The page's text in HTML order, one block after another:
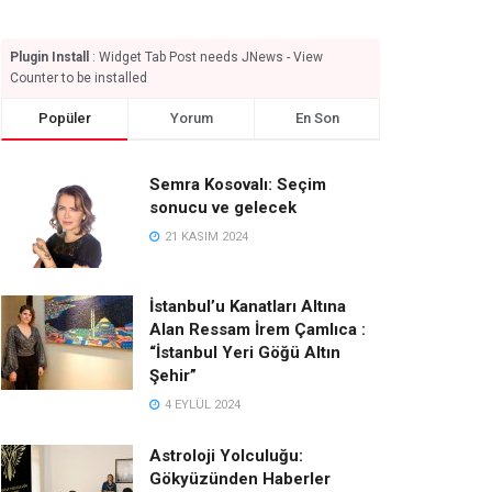
Plugin Install
: Widget Tab Post needs JNews - View
Counter to be installed
Popüler Yorum En Son
Semra Kosovalı: Seçim
sonucu ve gelecek
21 KASIM 2024
İstanbul’u Kanatları Altına
Alan Ressam İrem Çamlıca :
“İstanbul Yeri Göğü Altın
Şehir”
4 EYLÜL 2024
Astroloji Yolculuğu:
Gökyüzünden Haberler